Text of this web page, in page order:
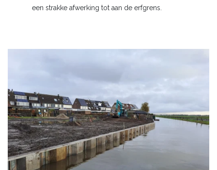
een strakke afwerking tot aan de erfgrens.